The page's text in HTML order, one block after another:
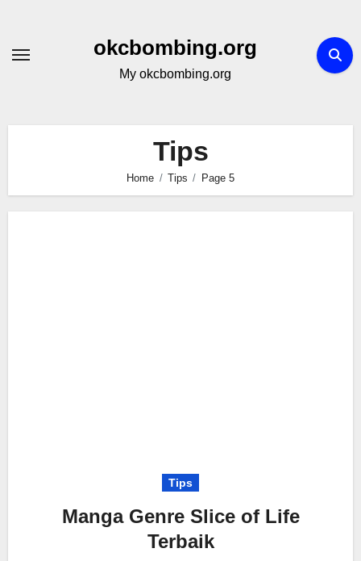
content
okcbombing.org
My okcbombing.org
Tips
Home Tips Page 5
Tips
Manga Genre Slice of Life
Terbaik